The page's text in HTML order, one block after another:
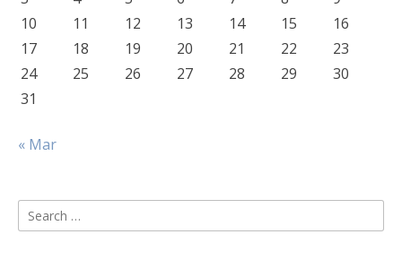
10
11 12 13 14 15
16
17
18 19 20 21 22
23
24
25 26 27 28 29
30
31
« Mar
Search
for: